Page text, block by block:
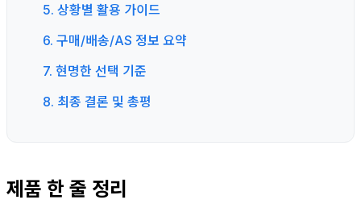
5. 상황별 활용 가이드
6. 구매/배송/AS 정보 요약
7. 현명한 선택 기준
8. 최종 결론 및 총평
제품 한 줄 정리